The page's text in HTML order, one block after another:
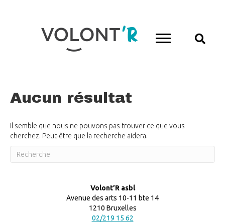
Aucun résultat
Il semble que nous ne pouvons pas trouver ce que vous
cherchez. Peut-être que la recherche aidera.
Volont’R asbl
Avenue des arts 10-11 bte 14
1210 Bruxelles
02/219 15 62